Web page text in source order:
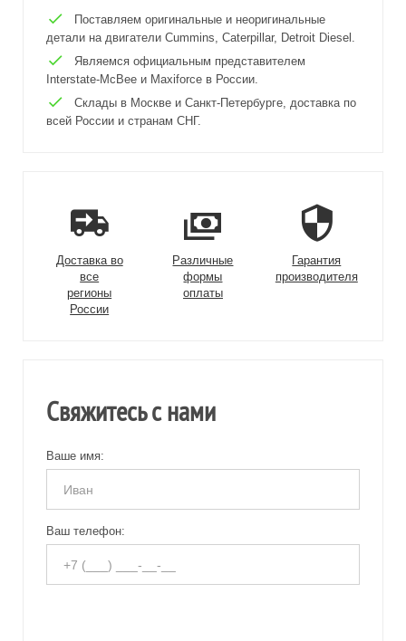
Поставляем оригинальные и неоригинальные
детали на двигатели Cummins, Caterpillar, Detroit Diesel.
Являемся официальным представителем
Interstate-McBee и Maxiforce в России.
Склады в Москве и Санкт-Петербурге, доставка по
всей России и странам СНГ.
Доставка во
все
регионы
России
Различные
формы
оплаты
Гарантия
производителя
Свяжитесь с нами
Ваше имя:
Ваш телефон: